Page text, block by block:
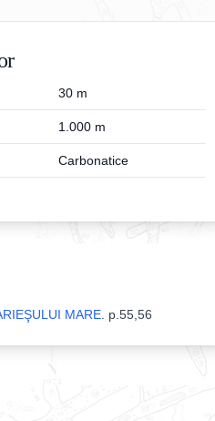
30 m
1.000 m
Carbonatice
MARE p.55,56